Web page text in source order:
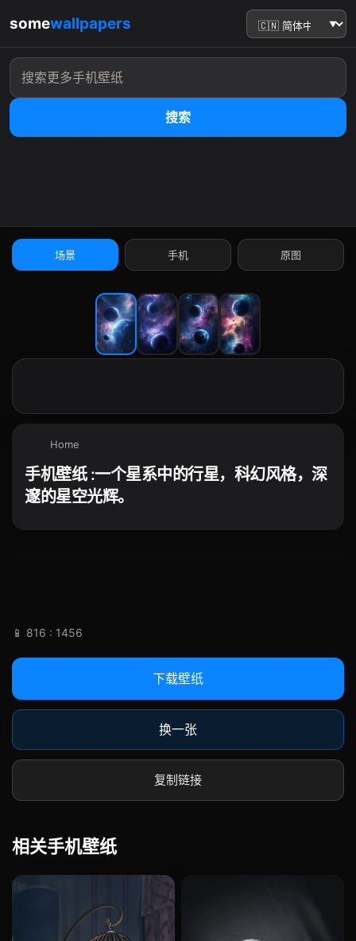
somewallpapers
搜索
场景 手机 原图
9:41
Home
手机壁纸 :一个星系中的行星，科幻风格，深
邃的星空光辉。
📱 816 : 1456
下载壁纸
换一张
复制链接
相关手机壁纸